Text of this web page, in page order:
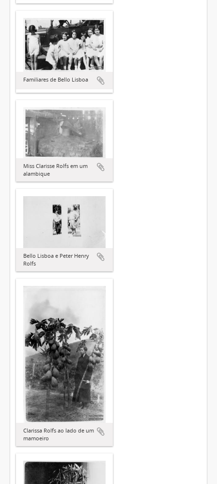
Familiares de Bello Lisboa
Miss Clarisse Rolfs em um
alambique
Bello Lisboa e Peter Henry
Rolfs
Clarissa Rolfs ao lado de um
mamoeiro